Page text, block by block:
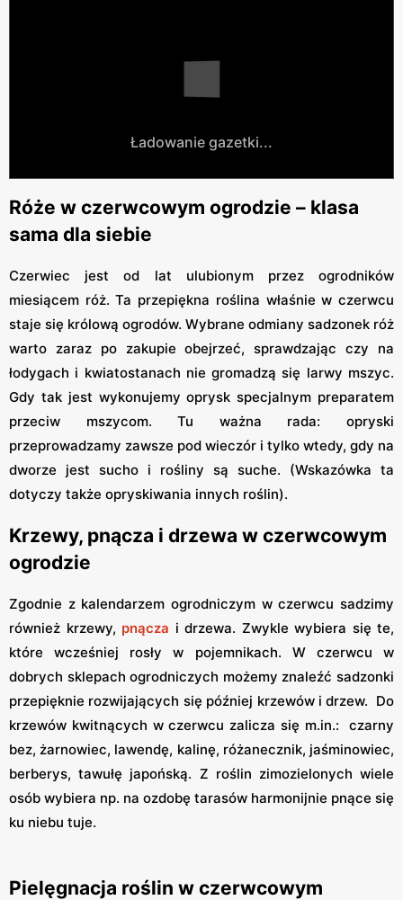
Ładowanie gazetki...
Róże w czerwcowym ogrodzie – klasa
sama dla siebie
Czerwiec jest od lat ulubionym przez ogrodników
miesiącem róż. Ta przepiękna roślina właśnie w czerwcu
staje się królową ogrodów. Wybrane odmiany sadzonek róż
warto zaraz po zakupie obejrzeć, sprawdzając czy na
łodygach i kwiatostanach nie gromadzą się larwy mszyc.
Gdy tak jest wykonujemy oprysk specjalnym preparatem
przeciw mszycom. Tu ważna rada: opryski
przeprowadzamy zawsze pod wieczór i tylko wtedy, gdy na
dworze jest sucho i rośliny są suche. (Wskazówka ta
dotyczy także opryskiwania innych roślin).
Krzewy, pnącza i drzewa w czerwcowym
ogrodzie
Zgodnie z kalendarzem ogrodniczym w czerwcu sadzimy
również krzewy, pnącza i drzewa. Zwykle wybiera się te,
które wcześniej rosły w pojemnikach. W czerwcu w
dobrych sklepach ogrodniczych możemy znaleźć sadzonki
przepięknie rozwijających się później krzewów i drzew. Do
krzewów kwitnących w czerwcu zalicza się m.in.: czarny
bez, żarnowiec, lawendę, kalinę, różanecznik, jaśminowiec,
berberys, tawułę japońską. Z roślin zimozielonych wiele
osób wybiera np. na ozdobę tarasów harmonijnie pnące się
ku niebu tuje.
Pielęgnacja roślin w czerwcowym